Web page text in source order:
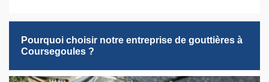
Pourquoi choisir notre entreprise de gouttières à
Coursegoules ?